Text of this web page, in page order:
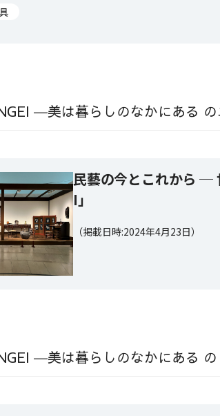
―美は暮らしのなかにある の
民藝の今とこれから ─
I」
（掲載日時:2024年4月23日）
―美は暮らしのなかにある の